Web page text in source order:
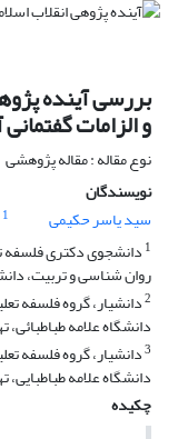
بررسی آینده
و الزامات
نوع مقاله : مقاله پژوهشی
نویسندگان
سید یاسر حکیمی
1
1 دانشجوی دکتری فلسفه
روان شناسی و تربیت،
2دانشیار، گروه فلسفه
دانشگاه علامه طباطبائی،
3دانشیار، گروه فلسفه
دانشگاه علامه طباطبایی،
چکیده